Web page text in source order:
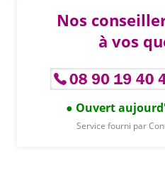
Nos
à vos
Ouvert
Service fourni par